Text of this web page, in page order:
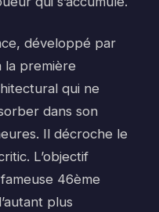
développé par
la première
qui ne
dans son
Il décroche le
L’objectif
46ème
plus